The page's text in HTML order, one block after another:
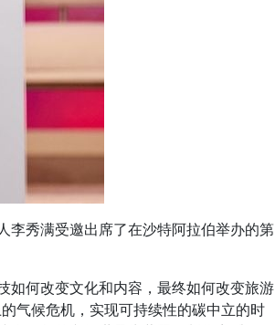
秀满受邀出席了在沙特阿拉伯举办的第
何改变文化和内容，最终如何改变旅游
气候危机，实现可持续性的碳中立的时